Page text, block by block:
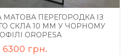
МАТОВА ПЕРЕГОРОДКА ІЗ
СКЛА 10 ММ У ЧОРНОМУ
OROPESA
6300 грн.